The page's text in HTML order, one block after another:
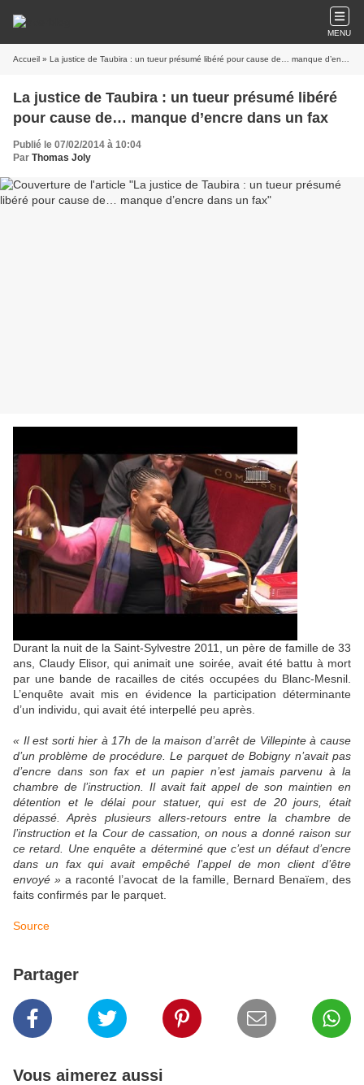
MENU
Accueil » La justice de Taubira : un tueur présumé libéré pour cause de… manque d’encre dans un fax
La justice de Taubira : un tueur présumé libéré
pour cause de… manque d’encre dans un fax
Publié le 07/02/2014 à 10:04
Par Thomas Joly
Durant la nuit de la Saint-Sylvestre 2011, un père de famille de 33
ans, Claudy Elisor, qui animait une soirée, avait été battu à mort
par une bande de racailles de cités occupées du Blanc-Mesnil.
L’enquête avait mis en évidence la participation déterminante
d’un individu, qui avait été interpellé peu après.
« Il est sorti hier à 17h de la maison d’arrêt de Villepinte à cause
d’un problème de procédure. Le parquet de Bobigny n’avait pas
d’encre dans son fax et un papier n’est jamais parvenu à la
chambre de l’instruction. Il avait fait appel de son maintien en
détention et le délai pour statuer, qui est de 20 jours, était
dépassé. Après plusieurs allers-retours entre la chambre de
l’instruction et la Cour de cassation, on nous a donné raison sur
ce retard. Une enquête a déterminé que c’est un défaut d’encre
dans un fax qui avait empêché l’appel de mon client d’être
envoyé » a raconté l’avocat de la famille, Bernard Benaïem, des
faits confirmés par le parquet.
Source
Partager
Vous aimerez aussi